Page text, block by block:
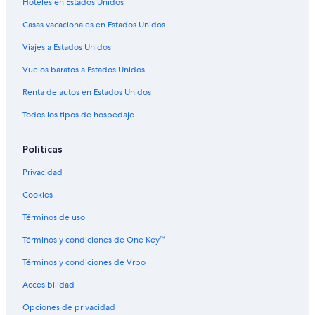
Apart-Hoteles en Pinamar
Cabañas en Pinamar
Casas de huéspedes en Pinamar
Hoteles con casino en Pinamar
Hoteles de golf en Pinamar
Hoteles con spa en Pinamar
Hoteles en la playa en Pinamar
Casas vacacionales en Estados Unidos
Viajes a Estados Unidos
Vuelos baratos a Estados Unidos
Renta de autos en Estados Unidos
Todos los tipos de hospedaje
Políticas
Privacidad
Cookies
Términos de uso
Términos y condiciones de One Key™
Términos y condiciones de Vrbo
Accesibilidad
Opciones de privacidad